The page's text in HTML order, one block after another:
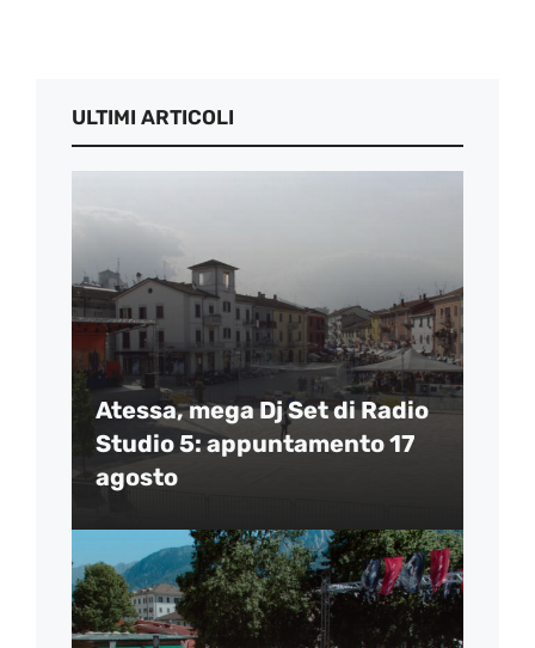
ULTIMI ARTICOLI
Atessa, mega Dj Set di Radio
Studio 5: appuntamento 17
agosto